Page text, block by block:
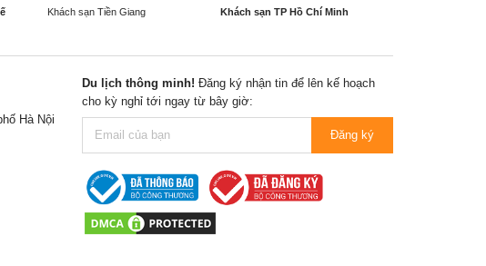
Khách sạn Tiền Giang
Khách sạn TP Hồ Chí Minh
Hà Nội
Du lịch thông minh! Đăng ký nhận tin để lên kế hoạch
cho kỳ nghỉ tới ngay từ bây giờ:
Đăng ký